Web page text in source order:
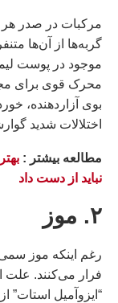
مرکبات در صدر هر
گربه‌ها از آن‌ها
موجود در پوست
محرک قوی برای
بوی آزاردهنده،
اختلالات شدید
مطالعه بيشتر :
نباید از دست داد
۲. موز
رغم اینکه موز
فرار می‌کنند. علت
“ایزوآمیل